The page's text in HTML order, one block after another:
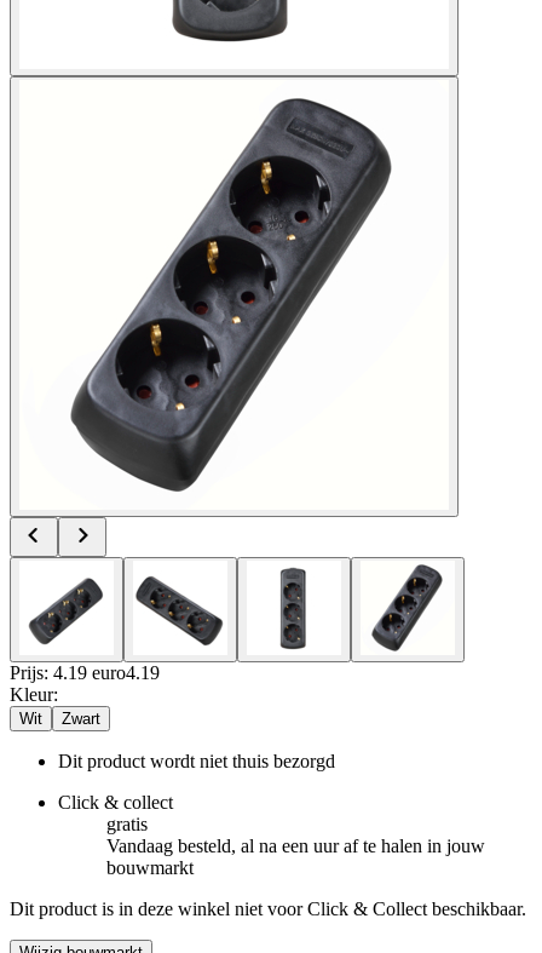
Prijs: 4.19 euro4.19
Kleur:
Wit Zwart
Dit product wordt niet thuis bezorgd
Click & collect
gratis
Vandaag besteld, al na een uur af te halen in jouw
bouwmarkt
Dit product is in deze winkel niet voor Click & Collect beschikbaar.